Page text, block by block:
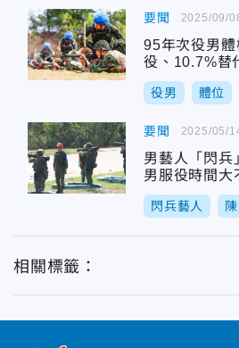
要聞
95年次役男
役、10.7%替
役男 體位
2025/09/
要聞
男藝人「閃
男服役時間大
閃兵藝人
2025/05/
相關標籤：